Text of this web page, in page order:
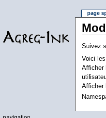
Suivez
Voici les
Afficher
Afficher
page